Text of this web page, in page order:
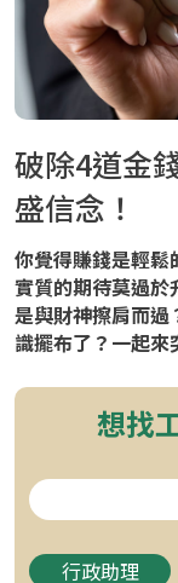
破除4道金
盛信念！
你覺得賺錢是輕鬆
實質的期待莫過於
是與財神擦肩而過
識擺布了？一起來
想找
行政助理